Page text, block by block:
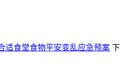
适食堂食物平安变乱应急预案 下